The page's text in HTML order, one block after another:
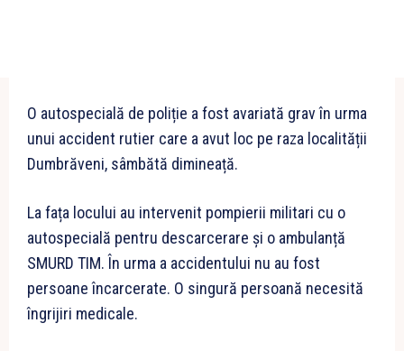
O autospecială de poliție a fost avariată grav în urma
unui accident rutier care a avut loc pe raza localității
Dumbrăveni, sâmbătă dimineață.
La fața locului au intervenit pompierii militari cu o
autospecială pentru descarcerare și o ambulanță
SMURD TIM. În urma a accidentului nu au fost
persoane încarcerate. O singură persoană necesită
îngrijiri medicale.